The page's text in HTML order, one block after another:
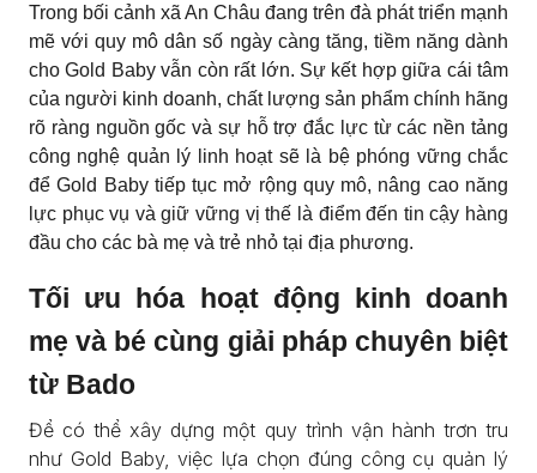
Trong bối cảnh xã An Châu đang trên đà phát triển mạnh
mẽ với quy mô dân số ngày càng tăng, tiềm năng dành
cho Gold Baby vẫn còn rất lớn. Sự kết hợp giữa cái tâm
của người kinh doanh, chất lượng sản phẩm chính hãng
rõ ràng nguồn gốc và sự hỗ trợ đắc lực từ các nền tảng
công nghệ quản lý linh hoạt sẽ là bệ phóng vững chắc
để Gold Baby tiếp tục mở rộng quy mô, nâng cao năng
lực phục vụ và giữ vững vị thế là điểm đến tin cậy hàng
đầu cho các bà mẹ và trẻ nhỏ tại địa phương.
Tối ưu hóa hoạt động kinh doanh
mẹ và bé cùng giải pháp chuyên biệt
từ Bado
Để có thể xây dựng một quy trình vận hành trơn tru
như Gold Baby, việc lựa chọn đúng công cụ quản lý